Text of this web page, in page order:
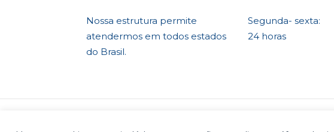
Nossa estrutura permite
atendermos em todos estados
do Brasil.
Segunda- sexta:
24 horas